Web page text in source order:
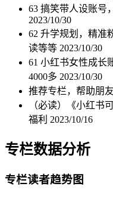
63 搞笑带人设账号
2023/10/30
62 升学规划，精准
读等等 2023/10/30
61 小红书女性成长
4000多 2023/10/30
推荐专栏，帮助朋
（必读）《小红书
福利 2023/10/16
专栏数据分析
专栏读者趋势图